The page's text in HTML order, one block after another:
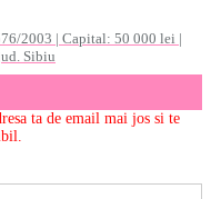
2003 | Capital: 50 000 lei |
Sibiu
ta de email mai jos si te